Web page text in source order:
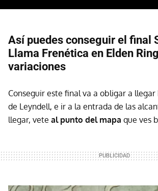
Así puedes conseguir el final
Llama Frenética en Elden
variaciones
Conseguir este final va a obligar a
de Leyndell, e ir a la entrada de las
llegar, vete al punto del mapa que ves